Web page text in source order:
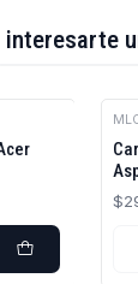
interesarte